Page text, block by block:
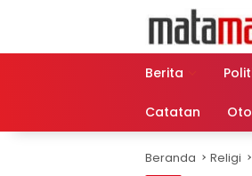
Berita
Catatan
Beranda Religi